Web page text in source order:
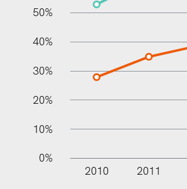
100%
50%
40%
30%
20%
10%
0%
2010 2011